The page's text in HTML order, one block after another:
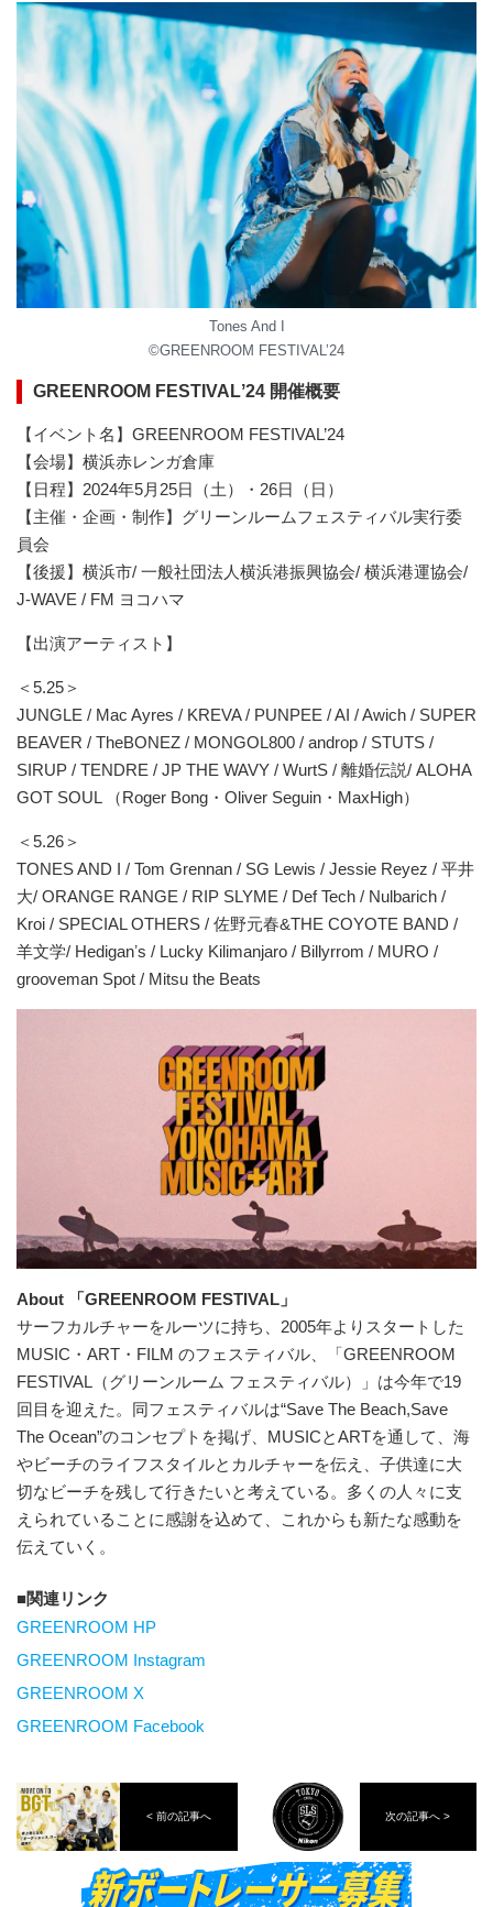
Tones And I
©︎GREENROOM FESTIVAL’24
GREENROOM FESTIVALʼ24 開催概要
【イベント名】GREENROOM FESTIVAL’24
【会場】横浜赤レンガ倉庫
【日程】2024年5月25日（土）・26日（日）
【主催・企画・制作】グリーンルームフェスティバル実行委
員会
【後援】横浜市/ 一般社団法人横浜港振興協会/ 横浜港運協会/
J-WAVE / FM ヨコハマ
【出演アーティスト】
＜5.25＞
JUNGLE / Mac Ayres / KREVA / PUNPEE / AI / Awich / SUPER
BEAVER / TheBONEZ / MONGOL800 / androp / STUTS /
SIRUP / TENDRE / JP THE WAVY / WurtS / 離婚伝説/ ALOHA
GOT SOUL （Roger Bong・Oliver Seguin・MaxHigh）
＜5.26＞
TONES AND I / Tom Grennan / SG Lewis / Jessie Reyez / 平井
⼤/ ORANGE RANGE / RIP SLYME / Def Tech / Nulbarich /
Kroi / SPECIAL OTHERS / 佐野元春&THE COYOTE BAND /
⽺⽂学/ Hediganʼs / Lucky Kilimanjaro / Billyrrom / MURO /
grooveman Spot / Mitsu the Beats
About 「GREENROOM FESTIVAL」
サーフカルチャーをルーツに持ち、2005年よりスタートした
MUSIC・ART・FILM のフェスティバル、「GREENROOM
FESTIVAL（グリーンルーム フェスティバル）」は今年で19
回⽬を迎えた。同フェスティバルは“Save The Beach,Save
The Ocean”のコンセプトを掲げ、MUSICとARTを通して、海
やビーチのライフスタイルとカルチャーを伝え、⼦供達に⼤
切なビーチを残して⾏きたいと考えている。多くの⼈々に⽀
えられていることに感謝を込めて、これからも新たな感動を
伝えていく。
関連リンク
GREENROOM HP
GREENROOM Instagram
GREENROOM X
GREENROOM Facebook
< 前の記事へ 次の記事へ >